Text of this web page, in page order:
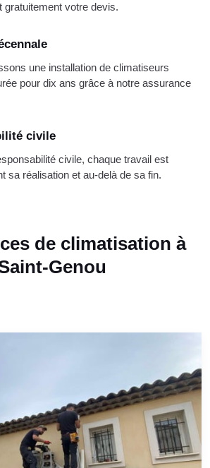
gratuitement votre devis.
une installation de climatiseurs
pour dix ans grâce à notre assurance
civile
civile, chaque travail est
sa réalisation et au-delà de sa fin.
de climatisation à
Genou